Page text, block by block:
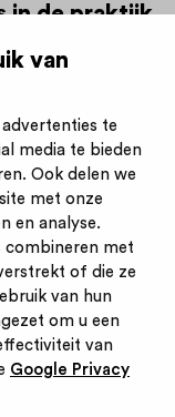
van
te
media te bieden
Ook delen we
met onze
en analyse.
combineren met
of die ze
van hun
om u een
van
Google Privacy
in de praktijk